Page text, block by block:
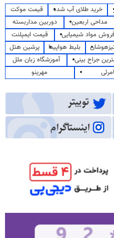
خرید طلای آب شده
قیمت موکت
مداحی اربعین
دوربین مداربسته
مواد شیمیایی
قیمت ایمپلنت
بلیط هواپیما
پرشین هتل
جراح بینی
آموزشگاه زبان ملل
مهرینو